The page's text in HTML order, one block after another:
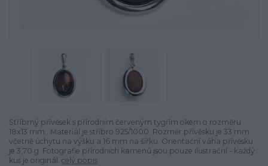
Stříbrný přívěsek s přírodním červeným tygřím okem o rozměru
18x13 mm.. Materiál je stříbro 925/1000. Rozměr přívěsku je 33 mm
včetně úchytu na výšku a 16 mm na šířku. Orientační váha přívěsku
je 3,70 g. Fotografie přírodních kamenů jsou pouze ilustrační - každý
kus je originál. celý popis